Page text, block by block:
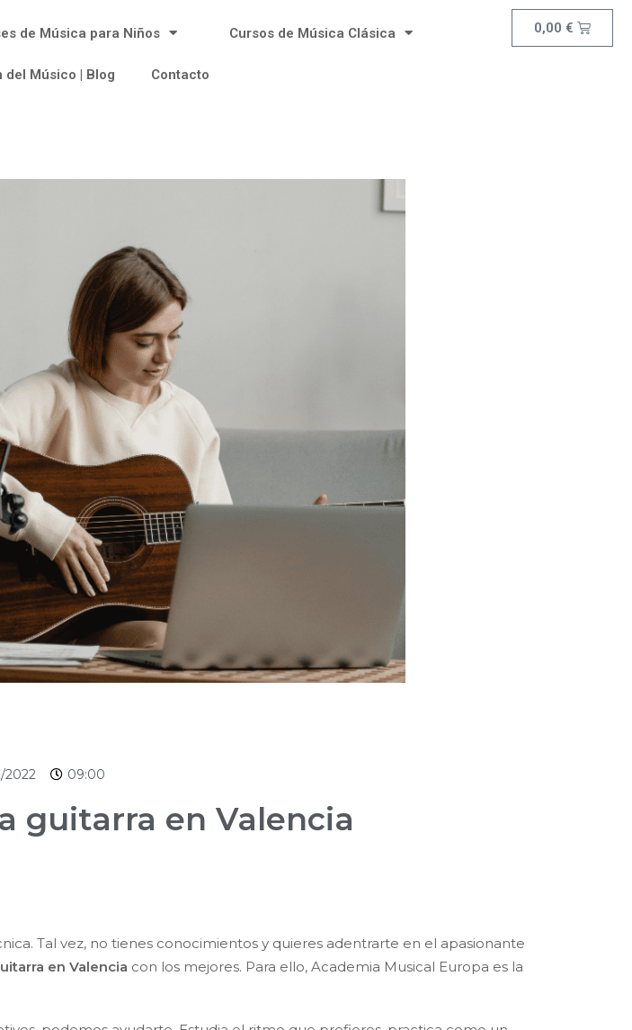
de Música para Niños Cursos de Música Clásica
del Músico | Blog Contacto
0,00 €
2022 09:00
guitarra en Valencia
Tal vez, no tienes conocimientos y quieres adentrarte en el apasionante
en Valencia con los mejores. Para ello, Academia Musical Europa es la